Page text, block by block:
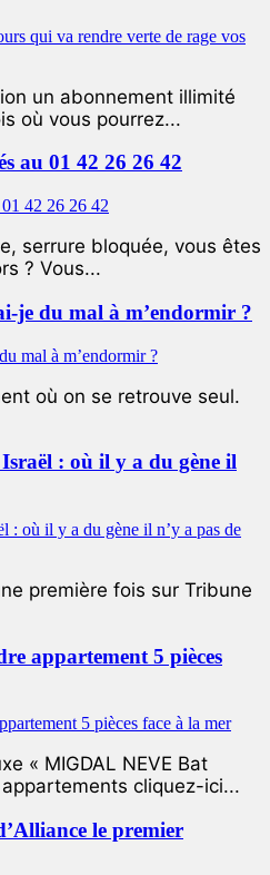
un abonnement illimité
où vous pourrez...
au 01 42 26 26 42
serrure bloquée, vous êtes
? Vous...
je du mal à m’endormir ?
où on se retrouve seul.
: où il y a du gène il
première fois sur Tribune
appartement 5 pièces
« MIGDAL NEVE Bat
appartements cliquez-ici...
le premier